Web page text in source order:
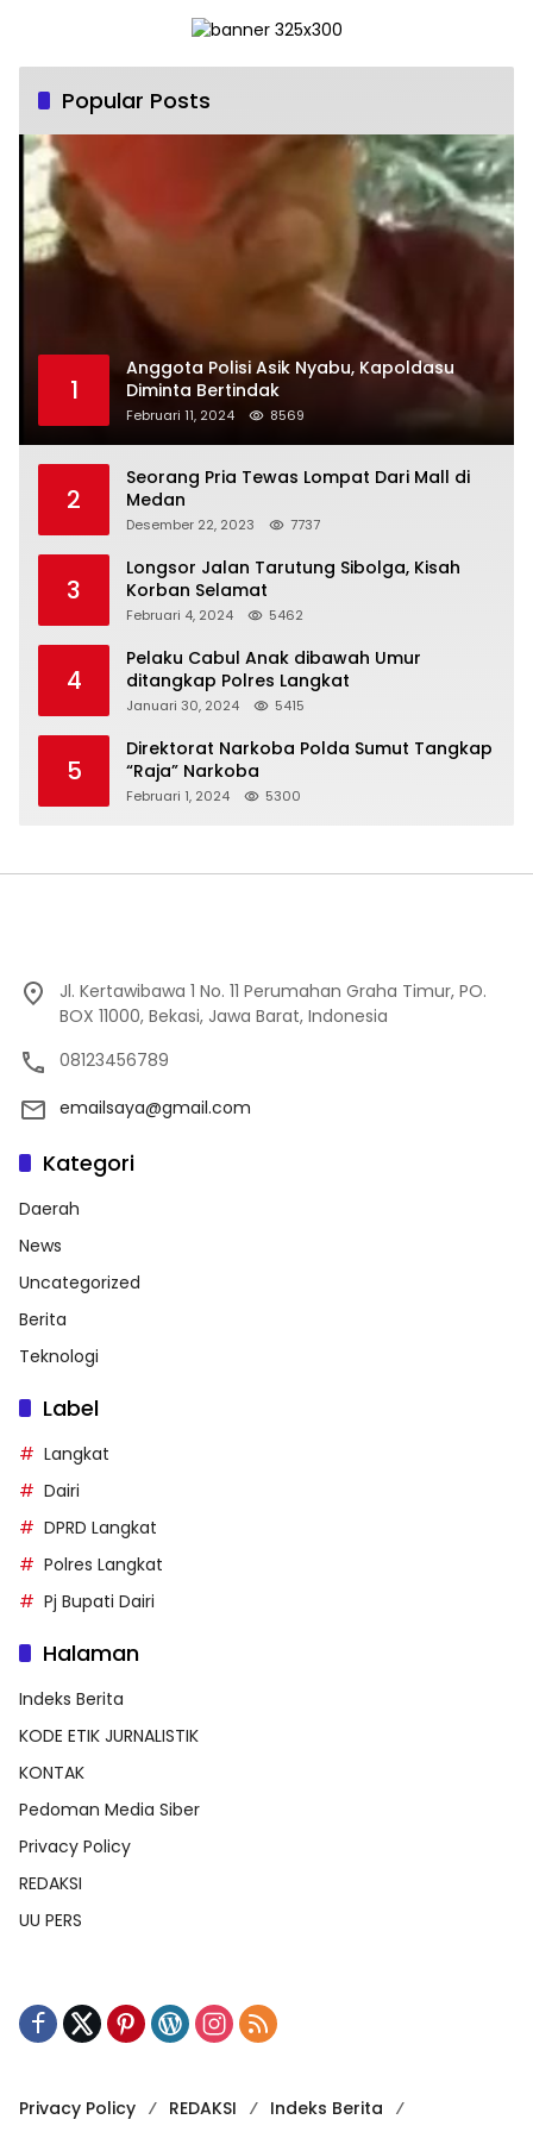
Popular Posts
1
Anggota Polisi Asik Nyabu, Kapoldasu
Diminta Bertindak
Februari 11, 2024 8569
2
Seorang Pria Tewas Lompat Dari Mall di
Medan
Desember 22, 2023 7737
3
Longsor Jalan Tarutung Sibolga, Kisah
Korban Selamat
Februari 4, 2024 5462
4
Pelaku Cabul Anak dibawah Umur
ditangkap Polres Langkat
Januari 30, 2024 5415
5
Direktorat Narkoba Polda Sumut Tangkap
“Raja” Narkoba
Februari 1, 2024 5300
Jl. Kertawibawa 1 No. 11 Perumahan Graha Timur, PO.
BOX 11000, Bekasi, Jawa Barat, Indonesia
08123456789
emailsaya@gmail.com
Kategori
Daerah
News
Uncategorized
Berita
Teknologi
Label
Langkat
Dairi
DPRD Langkat
Polres Langkat
Pj Bupati Dairi
Halaman
Indeks Berita
KODE ETIK JURNALISTIK
KONTAK
Pedoman Media Siber
Privacy Policy
REDAKSI
UU PERS
Privacy Policy REDAKSI
Indeks Berita